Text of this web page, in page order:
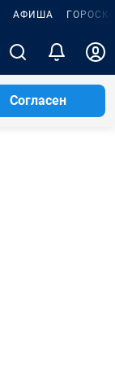
АФИША
Согласен